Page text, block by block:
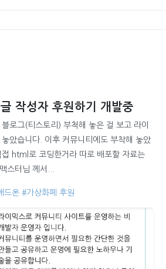
작성자 후원하기 개발중
로그(티스토리) 부척해 놓은 걸 보고 라이
았습니다. 이후 커뮤니티에도 부착해 놓았
html로 코딩한거라 따로 배포할 자료는
스터님 께서...
드온 #가상화폐 후원